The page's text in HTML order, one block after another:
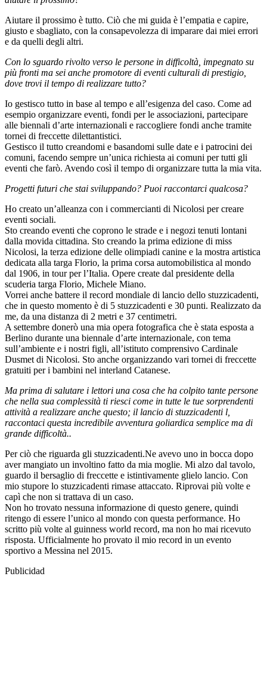
Aiutare il prossimo è tutto. Ciò che mi guida è l’empatia e capire,
giusto e sbagliato, con la consapevolezza di imparare dai miei errori
e da quelli degli altri.
Con lo sguardo rivolto verso le persone in difficoltà, impegnato su
più fronti ma sei anche promotore di eventi culturali di prestigio,
dove trovi il tempo di realizzare tutto?
Io gestisco tutto in base al tempo e all’esigenza del caso. Come ad
esempio organizzare eventi, fondi per le associazioni, partecipare
alle biennali d’arte internazionali e raccogliere fondi anche tramite
tornei di freccette dilettantistici.
Gestisco il tutto creandomi e basandomi sulle date e i patrocini dei
comuni, facendo sempre un’unica richiesta ai comuni per tutti gli
eventi che farò. Avendo così il tempo di organizzare tutta la mia vita.
Progetti futuri che stai sviluppando? Puoi raccontarci qualcosa?
Ho creato un’alleanza con i commercianti di Nicolosi per creare
eventi sociali.
Sto creando eventi che coprono le strade e i negozi tenuti lontani
dalla movida cittadina. Sto creando la prima edizione di miss
Nicolosi, la terza edizione delle olimpiadi canine e la mostra artistica
dedicata alla targa Florio, la prima corsa automobilistica al mondo
dal 1906, in tour per l’Italia. Opere create dal presidente della
scuderia targa Florio, Michele Miano.
Vorrei anche battere il record mondiale di lancio dello stuzzicadenti,
che in questo momento è di 5 stuzzicadenti e 30 punti. Realizzato da
me, da una distanza di 2 metri e 37 centimetri.
A settembre donerò una mia opera fotografica che è stata esposta a
Berlino durante una biennale d’arte internazionale, con tema
sull’ambiente e i nostri figli, all’istituto comprensivo Cardinale
Dusmet di Nicolosi. Sto anche organizzando vari tornei di freccette
gratuiti per i bambini nel interland Catanese.
Ma prima di salutare i lettori una cosa che ha colpito tante persone
che nella sua complessità ti riesci come in tutte le tue sorprendenti
attività a realizzare anche questo; il lancio di stuzzicadenti l,
raccontaci questa incredibile avventura goliardica semplice ma di
grande difficoltà..
Per ciò che riguarda gli stuzzicadenti.Ne avevo uno in bocca dopo
aver mangiato un involtino fatto da mia moglie. Mi alzo dal tavolo,
guardo il bersaglio di freccette e istintivamente glielo lancio. Con
mio stupore lo stuzzicadenti rimase attaccato. Riprovai più volte e
capì che non si trattava di un caso.
Non ho trovato nessuna informazione di questo genere, quindi
ritengo di essere l’unico al mondo con questa performance. Ho
scritto più volte al guinness world record, ma non ho mai ricevuto
risposta. Ufficialmente ho provato il mio record in un evento
sportivo a Messina nel 2015.
Publicidad